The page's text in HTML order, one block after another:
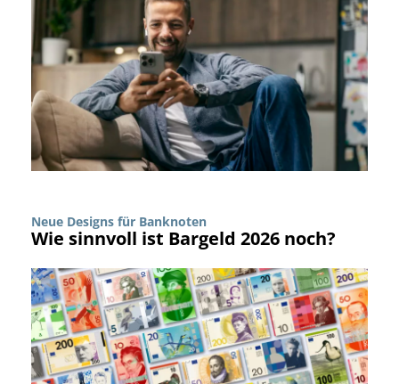
Neue Designs für Banknoten
Wie sinnvoll ist Bargeld 2026 noch?